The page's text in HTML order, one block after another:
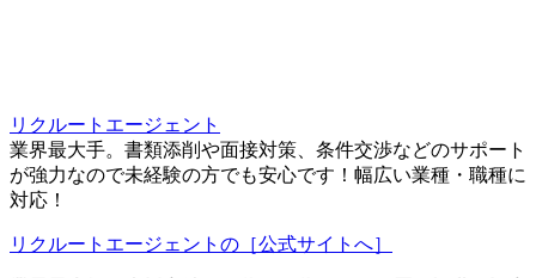
リクルートエージェント
業界最大手。書類添削や面接対策、条件交渉などのサポート
が強力なので未経験の方でも安心です！幅広い業種・職種に
対応！
リクルートエージェントの［公式サイトへ］